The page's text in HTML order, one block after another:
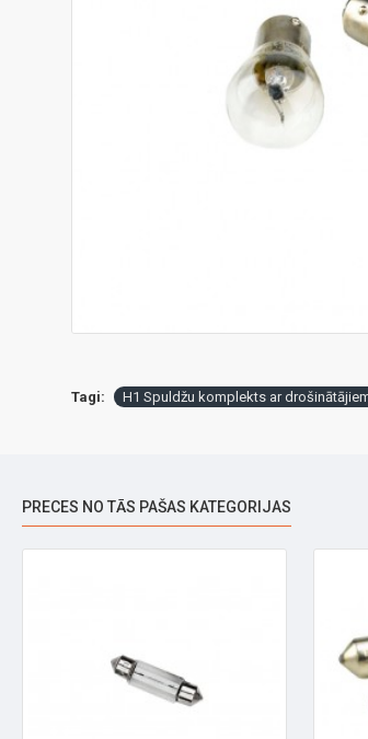
Tagi: H1 Spuldžu komplekts ar
PRECES NO TĀS PAŠAS KATEGORIJAS